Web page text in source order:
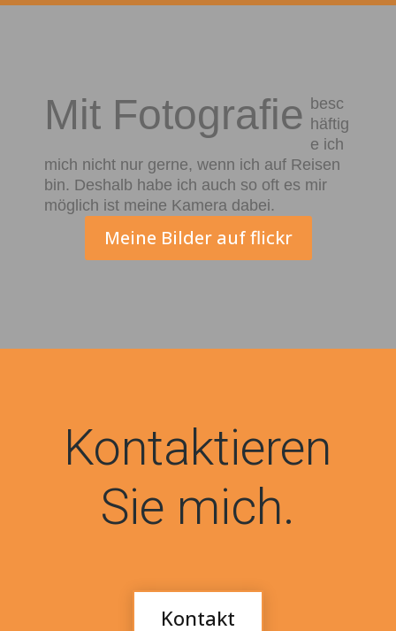
Mit Fotografie besc
häftig
e ich
mich nicht nur gerne, wenn ich auf Reisen
bin. Deshalb habe ich auch so oft es mir
möglich ist meine Kamera dabei.
Meine Bilder auf flickr
Kontaktieren
Sie mich.
Kontakt